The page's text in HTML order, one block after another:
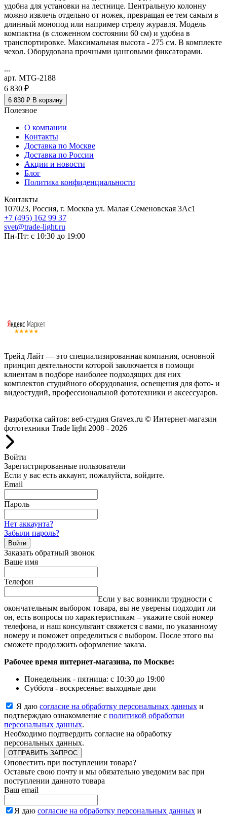
удобна для установки на лестнице. Центральную колонну
можно извлечь отдельно от ножек, превращая ее тем самым в
длинный монопод или например стрелу журавля. Модель
компактна (в сложенном состоянии 60 см) и удобна в
транспортировке. Максимальная высота - 275 см. В комплекте
чехол. Оборудована прочными цанговыми фиксаторами.
...
арт. MTG-2188
6 830 ₽
6 830 ₽ В корзину
Полезное
О компании
Контакты
Доставка по Москве
Доставка по России
Акции и новости
Блог
Политика конфиденциальности
Контакты
107023, Россия, г. Москва ул. Малая Семеновская 3Ас1
+7 (495) 162 99 37
svet@trade-light.ru
Пн-Пт: с 10:30 до 19:00
Трейд Лайт — это специализированная компания, основной
принцип деятельности которой заключается в помощи
клиентам в подборе наиболее подходящих для них
комплектов студийного оборудования, освещения для фото- и
видеостудий, профессиональной фототехники и аксессуаров.
Разработка сайтов: веб-студия Gravex.ru © Интернет-магазин
фототехники Trade light 2008 - 2026
Войти
Зарегистрированные пользователи
Если у вас есть аккаунт, пожалуйста, войдите.
Email
Пароль
Нет аккаунта?
Забыли пароль?
Войти
Заказать обратный звонок
Ваше имя
Телефон
Если у вас возникли трудности с
окончательным выбором товара, вы не уверены подходит ли
он, есть вопросы по характеристикам – укажите свой номер
телефона, и наш консультант свяжется с вами, по указанному
номеру и поможет определиться с выбором. После этого вы
сможете продолжить оформление заказа.
Рабочее время интернет-магазина, по Москве:
Понедельник - пятница: с 10:30 до 19:00
Суббота - воскресенье: выходные дни
Я даю согласие на обработку персональных данных и
подтверждаю ознакомление с политикой обработки
персональных данных.
Необходимо подтвердить согласие на обработку
персональных данных.
ОТПРАВИТЬ ЗАПРОС
Оповестить при поступлении товара?
Оставьте свою почту и мы обязательно уведомим вас при
поступлении данното товара
Ваш email
Я даю согласие на обработку персональных данных и